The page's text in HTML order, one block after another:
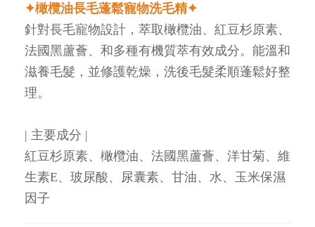
✦橄欖油長毛蓬鬆寵物洗毛精✦
針對長毛寵物設計，萃取橄欖油、紅豆杉原素、
法國黑蘆薈、和多種有機質萃有效成分。能溫和
滋養毛髮，並修護乾燥，洗後毛髮柔順蓬鬆好整
理。
| 主要成分 |
紅豆杉原素、橄欖油、法國黑蘆薈、洋甘菊、維
生素E、玻尿酸、尿囊素、甘油、水、玉米保濕
因子